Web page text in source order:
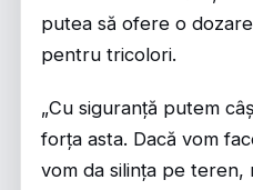
putea să ofere o
pentru tricolori.
„Cu siguranță putem
forța asta. Dacă vom
vom da silința pe teren,